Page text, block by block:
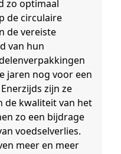
zo optimaal
de circulaire
de vereiste
van hun
jaren nog voor een
zijn ze
de kwaliteit van het
zo een bijdrage
voedselverlies.
meer en meer